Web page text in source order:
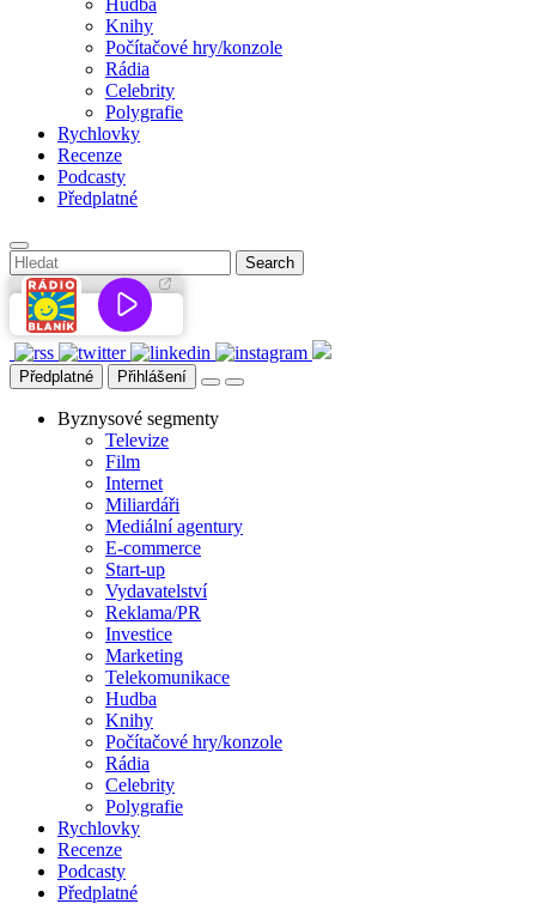
Hudba
Knihy
Počítačové hry/konzole
Rádia
Celebrity
Polygrafie
Rychlovky
Recenze
Podcasty
Předplatné
Předplatné Přihlášení
Byznysové segmenty
Televize
Film
Internet
Miliardáři
Mediální agentury
E-commerce
Start-up
Vydavatelství
Reklama/PR
Investice
Marketing
Telekomunikace
Hudba
Knihy
Počítačové hry/konzole
Rádia
Celebrity
Polygrafie
Rychlovky
Recenze
Podcasty
Předplatné